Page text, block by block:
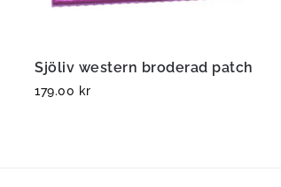
Sjöliv western broderad patch
179.00 kr